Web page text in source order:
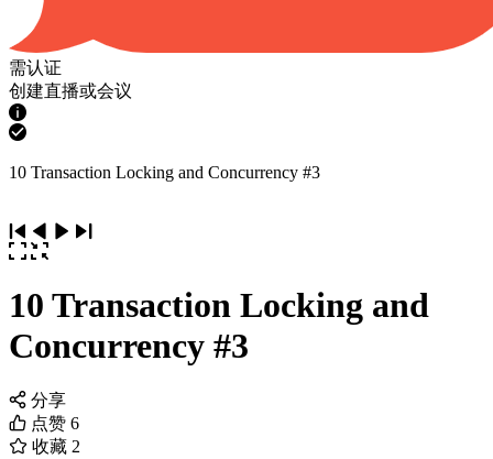
需认证
创建直播或会议
10 Transaction Locking and Concurrency #3
10 Transaction Locking and
Concurrency #3
分享
点赞 6
收藏 2